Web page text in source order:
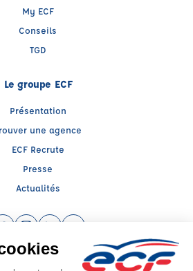
My ECF
Conseils
TGD
Le groupe ECF
Présentation
une agence
ECF Recrute
Presse
Actualités
Facebook (nouvelle fenêtre)
Instagram (nouvelle fenêtre)
LinkedIn (nouvelle fenêtre)
YouTube (nouvelle
ATLANTIQUE - Capital social: 2500000€